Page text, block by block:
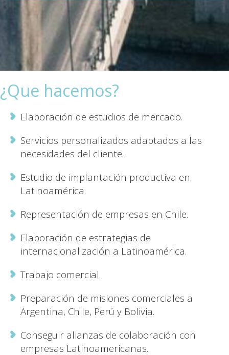
¿Que hacemos?
Elaboración de estudios de mercado.
Servicios personalizados adaptados a las
necesidades del cliente.
Estudio de implantación productiva en
Latinoamérica.
Representación de empresas en Chile.
Elaboración de estrategias de
internacionalización a Latinoamérica.
Trabajo comercial.
Preparación de misiones comerciales a
Argentina, Chile, Perú y Bolivia.
Conseguir alianzas de colaboración con
empresas Latinoamericanas.